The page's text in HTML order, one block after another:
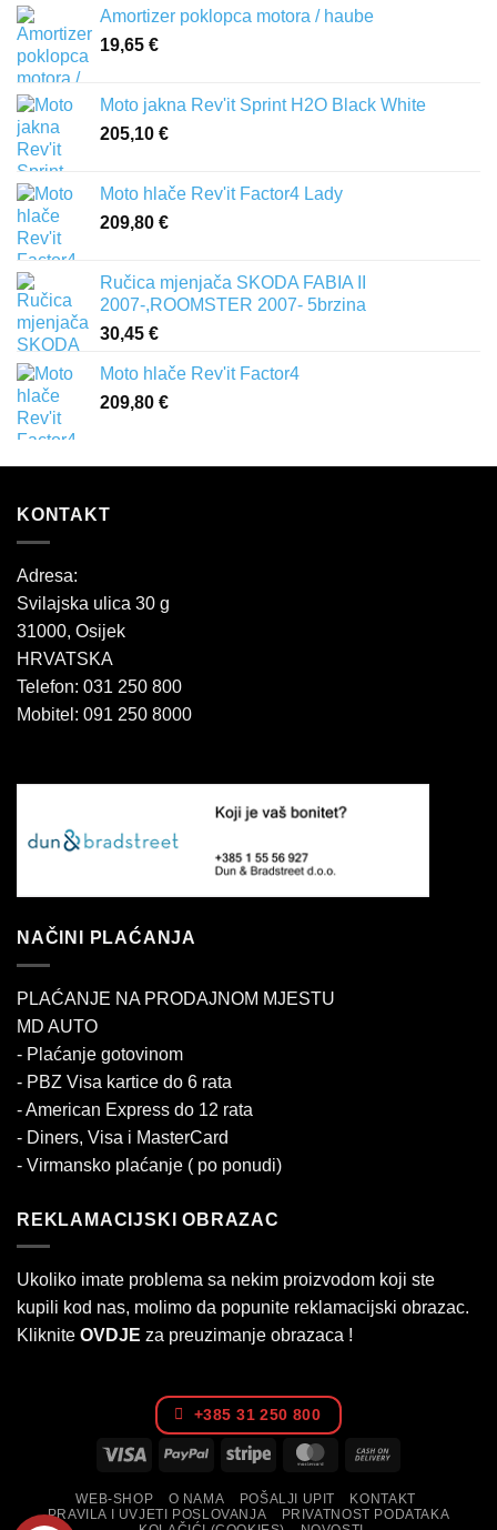
Amortizer poklopca motora / haube
19,65 €
Moto jakna Rev'it Sprint H2O Black White
205,10 €
Moto hlače Rev'it Factor4 Lady
209,80 €
Ručica mjenjača SKODA FABIA II
2007-,ROOMSTER 2007- 5brzina
30,45 €
Moto hlače Rev'it Factor4
209,80 €
KONTAKT
Adresa:
Svilajska ulica 30 g
31000, Osijek
HRVATSKA
Telefon: 031 250 800
Mobitel: 091 250 8000
NAČINI PLAĆANJA
PLAĆANJE NA PRODAJNOM MJESTU
MD AUTO
- Plaćanje gotovinom
- PBZ Visa kartice do 6 rata
- American Express do 12 rata
- Diners, Visa i MasterCard
- Virmansko plaćanje ( po ponudi)
REKLAMACIJSKI OBRAZAC
Ukoliko imate problema sa nekim proizvodom koji ste
kupili kod nas, molimo da popunite reklamacijski obrazac.
Kliknite OVDJE za preuzimanje obrazaca !
+385 31 250 800
Visa PayPal Stripe MasterCard
Delivery
WEB-SHOP O NAMA POŠALJI UPIT
KONTAKT
PRAVILA I UVJETI POSLOVANJA
PRIVATNOST PODATAKA